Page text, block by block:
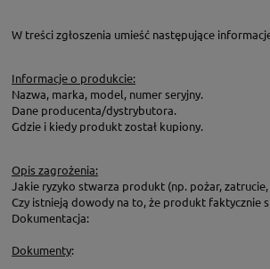
W treści zgłoszenia umieść następujące
Informacje o produkcie:
Nazwa, marka, model, numer seryjny.
Dane producenta/dystrybutora.
Gdzie i kiedy produkt został kupiony.
Opis zagrożenia:
Jakie ryzyko stwarza produkt (np. pożar, zatrucie,
Czy istnieją dowody na to, że produkt faktycznie
Dokumentacja:
Dokumenty: